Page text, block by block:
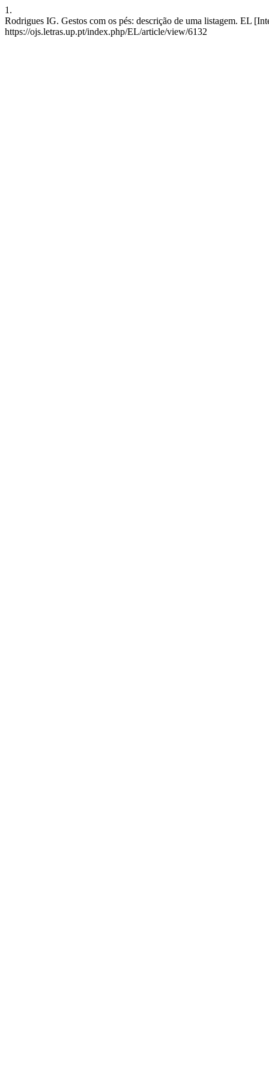
1.
Rodrigues IG. Gestos com os pés: descrição de uma listagem. EL
https://ojs.letras.up.pt/index.php/EL/article/view/6132